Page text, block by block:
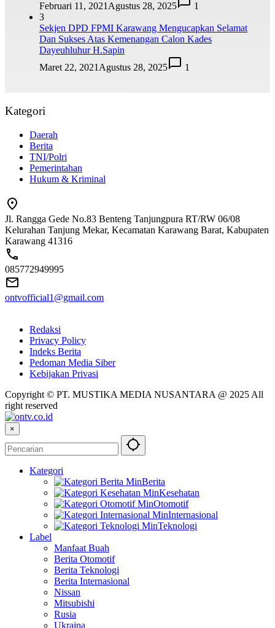
Februari 11, 2021Agustus 28, 2025
1
3
Sekjen DPD FPMI Karawang Mengucapkan Selamat
Dan Sukses Atas Kemenangan Calon Kades
Dayeuhluhur H.Sapin
Maret 22, 2021Agustus 28, 2025 1
Kategori
Daerah
Berita
TNI/Polri
Pemerintahan
Hukum & Kriminal
Jl. Rangga Gede No.83 Benteng Tanjungpura RT/RW 06/08
Kelurahan Tanjung Mekar, Kecamatan Karawang Barat, Kabupaten
Karawang 41316
085772949995
ontvofficial1@gmail.com
Redaksi
Privacy Policy
Indeks Berita
Pedoman Media Siber
Kebijakan Privasi
Copyright © PT. MUSTIKA MEDIA NUSANTARA @ 2025 All
right reserved
×
Kategori
Berita
Kesehatan
Otomotif
Internasional
Teknologi
Label
Manfaat Buah
Berita Otomotif
Berita Teknologi
Berita Internasional
Nissan
Mitsubishi
Rusia
Ukraina